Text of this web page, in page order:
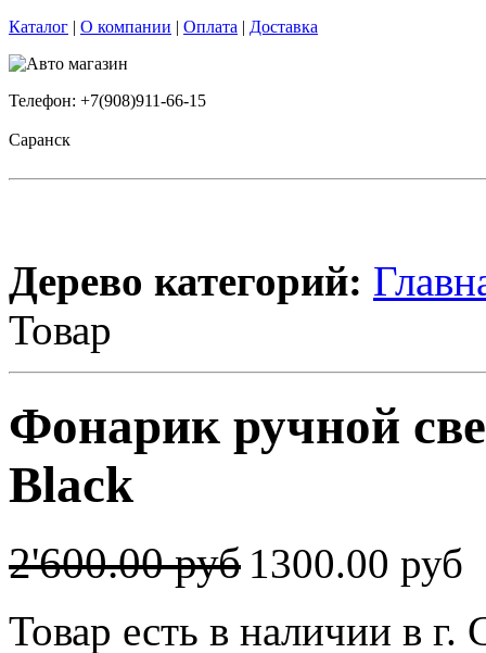
Каталог | О компании | Оплата | Доставка
Телефон: +7(908)911-66-15
Саранск
Дерево категорий:
Товар
Фонарик ручной
Black
2'600.00 руб 1300.00 руб
Товар есть в наличии в г.